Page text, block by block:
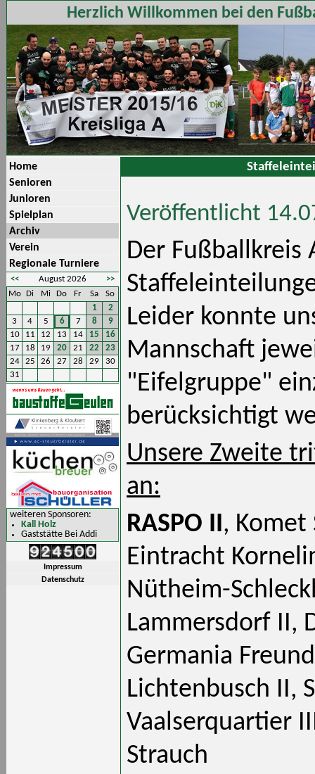
Herzlich Willkommen bei den
Home
Senioren
Junioren
Spielplan
Archiv
Verein
Regionale Turniere
<< >>
August 2026
Mo Di Mi Do Fr Sa
So
1
2
3
4 5 6 7 8
9
10
11 12 13 14 15
16
17
18 19 20 21 22
23
24
25 26 27 28 29
30
31
weiteren Sponsoren:
Kall Holz
Gaststätte Bei Addi
Impressum
Datenschutz
Veröffentlicht
Der Fußballkreis
Leider konnte
Mannschaft
"Eifelgruppe"
berücksichtigt
Unsere Zweite
an:
RASPO II, Komet
Eintracht
Nütheim-
Lammersdorf II,
Germania
Lichtenbusch II,
Vaalserquartier
Strauch